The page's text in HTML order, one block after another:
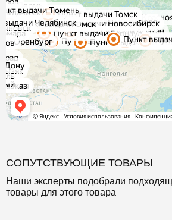
СОПУТСТВУЮЩИЕ ТОВАРЫ
Наши эксперты подобрали
товары для этого товара